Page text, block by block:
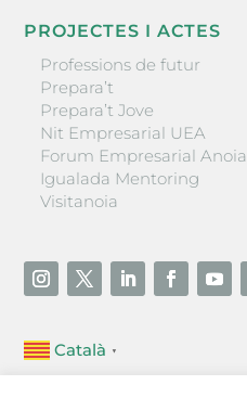
PROJECTES I ACTES
Professions de futur
Prepara’t
Prepara’t Jove
Nit Empresarial UEA
Forum Empresarial Anoia
Igualada Mentoring
Visitanoia
Català ▼